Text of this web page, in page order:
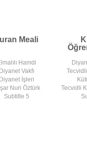
Meali
Hamdi
Diyanet Vakfı
Diyanet İşleri
Nuri Öztürk
Subtitle 5
Tecvidli